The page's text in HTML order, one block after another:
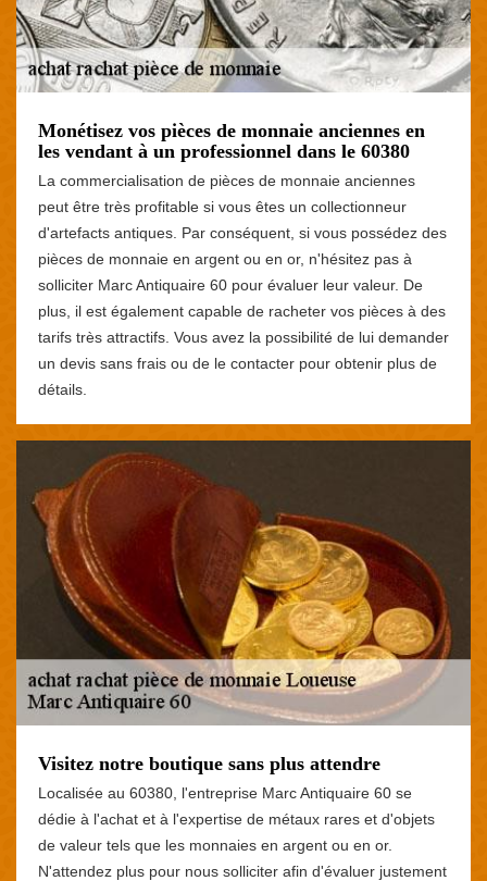
Monétisez vos pièces de monnaie anciennes en
les vendant à un professionnel dans le 60380
La commercialisation de pièces de monnaie anciennes
peut être très profitable si vous êtes un collectionneur
d'artefacts antiques. Par conséquent, si vous possédez des
pièces de monnaie en argent ou en or, n'hésitez pas à
solliciter Marc Antiquaire 60 pour évaluer leur valeur. De
plus, il est également capable de racheter vos pièces à des
tarifs très attractifs. Vous avez la possibilité de lui demander
un devis sans frais ou de le contacter pour obtenir plus de
détails.
Visitez notre boutique sans plus attendre
Localisée au 60380, l'entreprise Marc Antiquaire 60 se
dédie à l'achat et à l'expertise de métaux rares et d'objets
de valeur tels que les monnaies en argent ou en or.
N'attendez plus pour nous solliciter afin d'évaluer justement